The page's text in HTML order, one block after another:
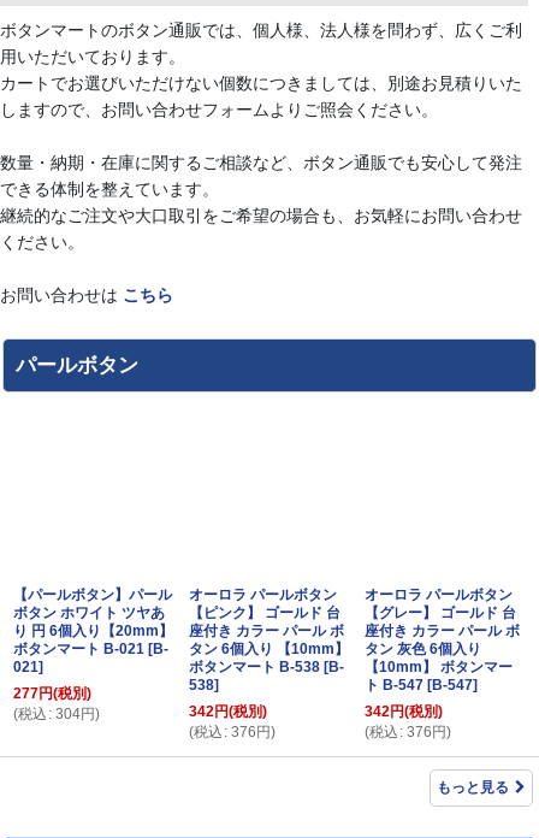
ボタンマートのボタン通販では、個人様、法人様を問わず、広くご利
用いただいております。
カートでお選びいただけない個数につきましては、別途お見積りいた
しますので、お問い合わせフォームよりご照会ください。
数量・納期・在庫に関するご相談など、ボタン通販でも安心して発注
できる体制を整えています。
継続的なご注文や大口取引をご希望の場合も、お気軽にお問い合わせ
ください。
お問い合わせは こちら
パールボタン
【パールボタン】パール
ボタン ホワイト ツヤあ
り 円 6個入り【20mm】
ボタンマート B-021 [B-
021]
277円(税別)
(税込 : 304円)
オーロラ パールボタン
【ピンク】 ゴールド 台
座付き カラー パール ボ
タン 6個入り 【10mm】
ボタンマート B-538 [B-
538]
342円(税別)
(税込 : 376円)
オーロラ パールボタン
【グレー】 ゴールド 台
座付き カラー パール ボ
タン 灰色 6個入り
【10mm】 ボタンマー
ト B-547 [B-547]
342円(税別)
(税込 : 376円)
もっと見る